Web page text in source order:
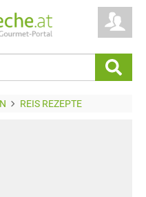
REIS REZEPTE